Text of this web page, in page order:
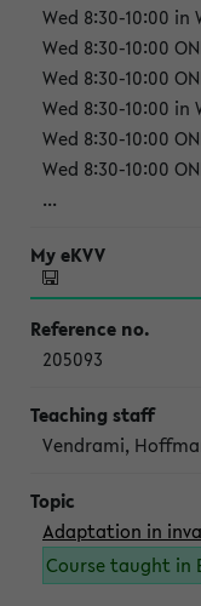
Wed 8:30-10:00 in
Wed 8:30-10:00
Wed 8:30-10:00
Wed 8:30-10:00 in
Wed 8:30-10:00
Wed 8:30-10:00
...
205093
Vendrami,
Adaptation in
Course taught in